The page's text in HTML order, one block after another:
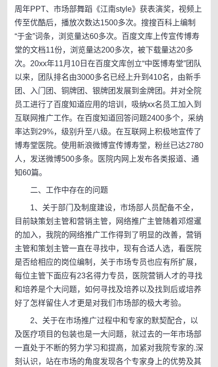
周年PPT、市场部舞蹈《江南style》获表演奖，视频上
传至优酷后，播放次数达1500多次。搜搜百科上编制
“于金”词条，浏览量达60多次。百度文库上传宣传博寿
堂的文档11份，浏览量达200多次，被下载量达20多
次。20xx年11月10日在百度文库创立“中医博寿堂”团队
以来，团队排名由3000多名已经上升到410名，由新手
团、入门团、铜牌团、银牌团发展到金牌团。并对全院
员工进行了百度知道应用的培训，吸纳xx名员工加入到
互联网推广工作。在百度知道回答问题2400多个，采纳
率达到29%，级别升至八级。在互联网上积极地宣传了
博寿堂医院。使用新浪微博宣传博寿堂，粉丝已达2780
人，发送微博500多条。医院内网上发布各类报道、通
知60篇。
二、工作中存在的问题
1、关于部门及制度建设，市场部人员配备不全，
目前缺策划主管和营销主管，网络推广主管随着邓煜暹
的加入，我院的网络推广工作得到了明显的改善，营销
主管和策划主管一直在寻找中，现有合适人选，看医院
是否给相应的岗位编制，关于市场专员也应有所扩展，
每位主管下面应有23名得力专员，医院营销人才的寻找
和培养是个大问题，如何寻找及培养以及找到后或培养
好了怎样留住人才更是对我们市场部的极大考验。
2、关于在市场推广过程中和专家的默契配合，以
及医疗项目的包装也是一大问题，就过去的一年市场部
一直处于不断的努力学习和提高，加紧对我院专家的.深
刻认识，站在市场的角度发现各个专家身上的优势及其